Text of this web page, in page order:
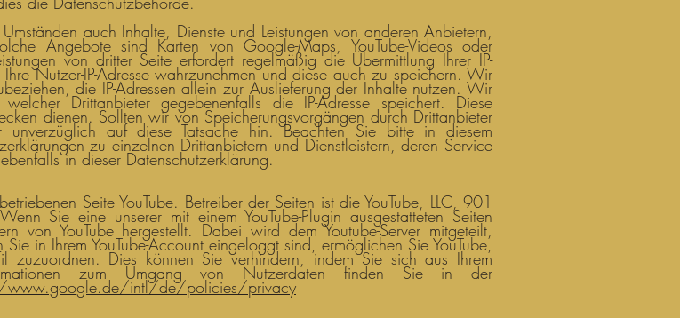
auch Inhalte, Dienste und Leistungen von anderen Anbietern,
Angebote sind Karten von Google-Maps, YouTube-Videos oder
von dritter Seite erfordert regelmäßig die Übermittlung Ihrer IP-
Nutzer-IP-Adresse wahrzunehmen und diese auch zu speichern. Wir
die IP-Adressen allein zur Auslieferung der Inhalte nutzen. Wir
Drittanbieter gegebenenfalls die IP-Adresse speichert. Diese
dienen. Sollten wir von Speicherungsvorgängen durch Drittanbieter
auf diese Tatsache hin. Beachten Sie bitte in diesem
zu einzelnen Drittanbietern und Dienstleistern, deren Service
in dieser Datenschutzerklärung.
Seite YouTube. Betreiber der Seiten ist die YouTube, LLC, 901
Sie eine unserer mit einem YouTube-Plugin ausgestatteten Seiten
von YouTube hergestellt. Dabei wird dem Youtube-Server mitgeteilt,
in Ihrem YouTube-Account eingeloggt sind, ermöglichen Sie YouTube,
zuzuordnen. Dies können Sie verhindern, indem Sie sich aus Ihrem
zum Umgang von Nutzerdaten finden Sie in der
intl/de/policies/privacy